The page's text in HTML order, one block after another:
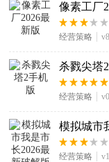
像素工厂
经营策略
杀戮尖塔
经营策略
模拟城市
经营策略